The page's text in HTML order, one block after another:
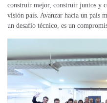
construir mejor, construir juntos y
visión país. Avanzar hacia un país
un desafío técnico, es un